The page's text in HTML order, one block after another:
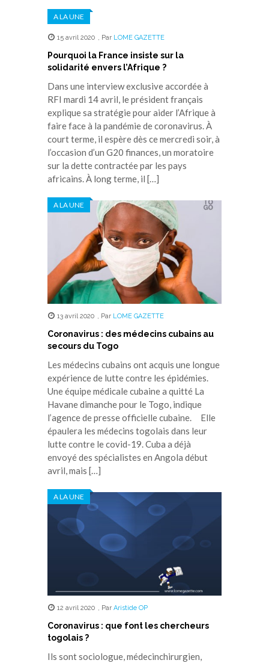
A LA UNE
15 avril 2020 , Par LOME GAZETTE
Pourquoi la France insiste sur la
solidarité envers l’Afrique ?
Dans une interview exclusive accordée à
RFI mardi 14 avril, le président français
explique sa stratégie pour aider l’Afrique à
faire face à la pandémie de coronavirus. À
court terme, il espère dès ce mercredi soir, à
l’occasion d’un G20 finances, un moratoire
sur la dette contractée par les pays
africains. À long terme, il […]
A LA UNE
13 avril 2020 , Par LOME GAZETTE
Coronavirus : des médecins cubains au
secours du Togo
Les médecins cubains ont acquis une longue
expérience de lutte contre les épidémies.
Une équipe médicale cubaine a quitté La
Havane dimanche pour le Togo, indique
l’agence de presse officielle cubaine. Elle
épaulera les médecins togolais dans leur
lutte contre le covid-19. Cuba a déjà
envoyé des spécialistes en Angola début
avril, mais […]
A LA UNE
12 avril 2020 , Par Aristide OP
Coronavirus : que font les chercheurs
togolais ?
Ils sont sociologue, médecinchirurgien,